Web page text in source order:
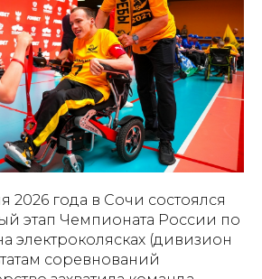
2026 года в Сочи состоялся
этап Чемпионата России по
электроколясках (дивизион
соревнований